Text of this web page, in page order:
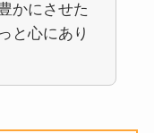
かにさせた
と心にあり